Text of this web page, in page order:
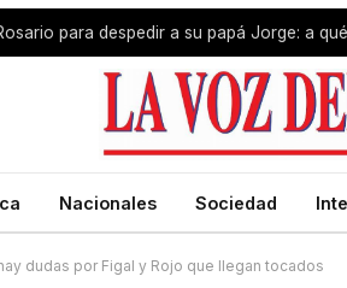
Nacionales Sociedad
dudas por Figal y Rojo que llegan tocados